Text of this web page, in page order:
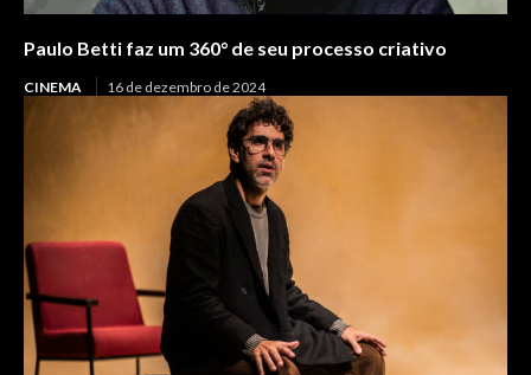
Paulo Betti faz um 360° de seu processo criativo
CINEMA 16 de dezembro de 2024